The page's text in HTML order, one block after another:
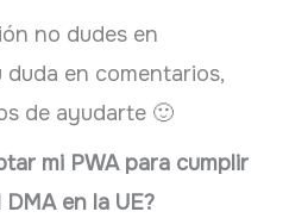
no dudes en
en comentarios,
de ayudarte 🙂
mi PWA para cumplir
en la UE?